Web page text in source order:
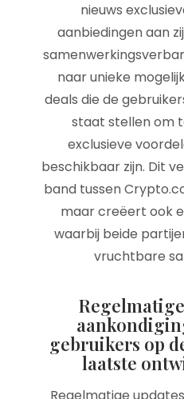
nieuws
aanbiedingen aan
naar unieke
deals die de
staat stellen om
exclusieve
beschikbaar zijn. Dit
band tussen
maar creëert ook
waarbij beide
vruchtbare
gebruikers op
laatste